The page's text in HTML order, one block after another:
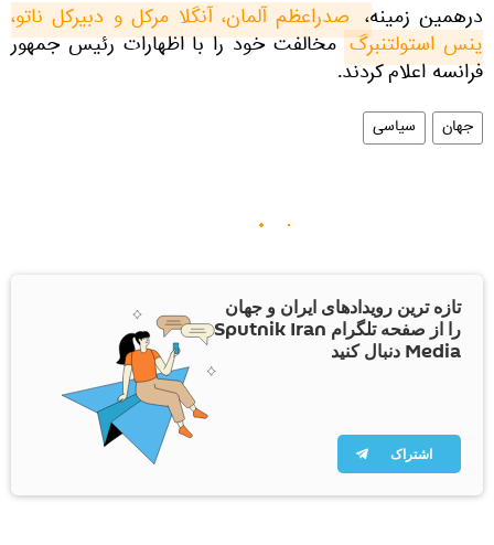
درهمین زمینه،
ینس استولتنبرگمخالفت خود را با اظهارات رئیس جمهور
فرانسه اعلام کردند.
جهان سیاسی
تازه ترین رویدادهای ایران و جهان
را از صفحه تلگرام Sputnik Iran
Media دنبال کنید
اشتراک